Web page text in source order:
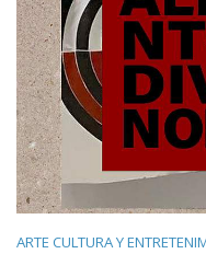
ARTE CULTURA Y